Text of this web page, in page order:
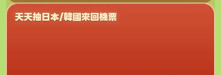
天天抽日本/韓國來回機票